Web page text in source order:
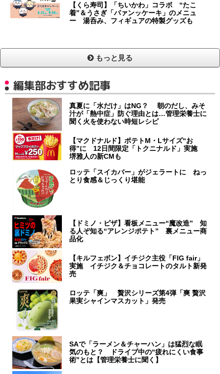
【くら寿司】「ちいかわ」コラボ “たこ
着”＆うさぎ「パァンッケーキ」のメニュ
ー 湯呑み、フィギュアの特製グッズも
もっと見る
編集部おすすめ記事
真夏に「水だけ」はNG？ 朝のだし、みそ
汁が「熱中症」防ぐ理由とは…管理栄養士に
聞く火を使わない時短レシピ
【マクドナルド】ポテトM・Lサイズ“お
得”に 12日間限定「トクニナルド」実施
堺雅人の新CMも
ロッテ「スイカバー」がジェラートに ねっ
とり食感＆じっくり堪能
【ドミノ・ピザ】看板メニュー“魔改造” 知
る人ぞ知る“アレンジポテト” 裏メニュー商
品化
【キルフェボン】イチジク主役「FIG fair」
実施 イチジク＆チョコレートのタルト新発
売
ロッテ「爽」 贅沢シリーズ第4弾「爽 贅沢
果実シャインマスカット」発売
SAで「ラーメン＆チャーハン」は猛烈な眠
気のもと？ ドライブ中の“疲れにくい食事
術”とは【管理栄養士に聞く】